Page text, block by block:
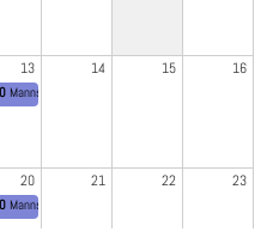
13 14 15 16
20 21 22 23
Damen 40 II
Herren 40
40 I Herren 70
Damen 40 II
Herren 40
Mannschaftstraining Herren 50/55
40 I Herren 70
Mannschaftstraining Herren 50/55